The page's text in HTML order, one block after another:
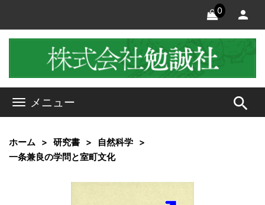
0
メニュー search
ホーム 研究書
自然科学
一条兼良の学問と室町文化